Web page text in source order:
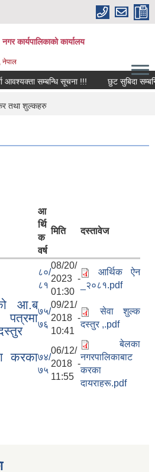
कार्यपालिकाको कार्यालय
नेपाल
सम्बन्धि सूचना !!! छुट सुबिदा सम्बन्धि
तथा शुल्कहरु
आ
र्थि
क
वर्ष
मिति दस्तावेज
८०/
८१
08/20/
2023 -
01:30
आर्थिक ऐन
_२०८१.pdf
आ.ब७५/
७६
09/21/
2018 -
10:41
सेवा शुल्क
दस्तुर ,.pdf
करका७४/
७५
06/12/
2018 -
11:55
बेलका
नगरपालिकाबाट
करका
दायराहरू.pdf